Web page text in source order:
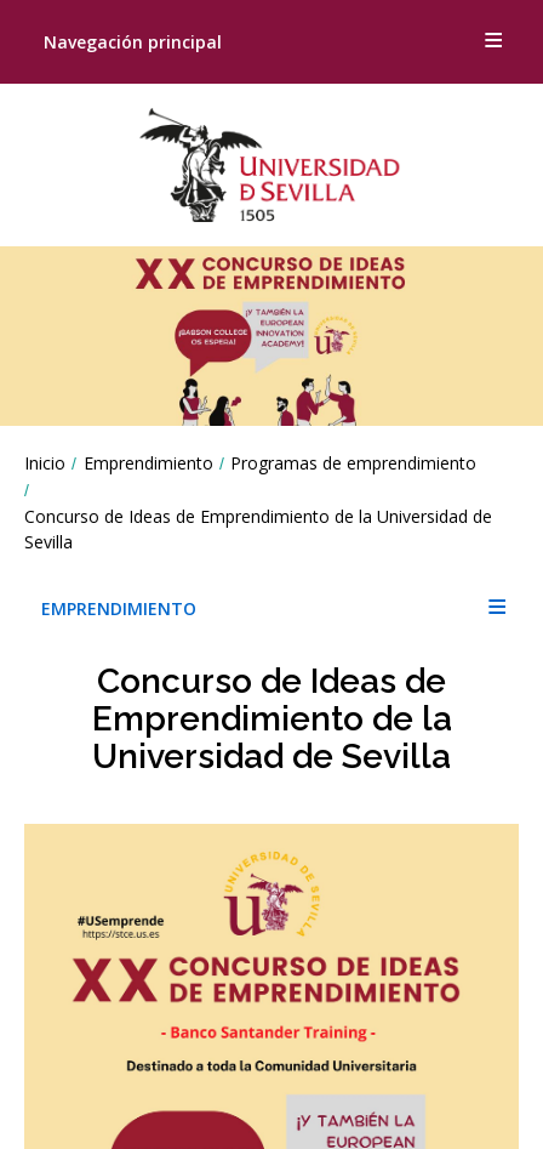
Navegación principal
Breadcrumbs
You
are
here:
Inicio Emprendimiento Programas de emprendimiento
Concurso de Ideas de Emprendimiento de la Universidad de
Sevilla
EMPRENDIMIENTO
Concurso de Ideas de
Emprendimiento de la
Universidad de Sevilla